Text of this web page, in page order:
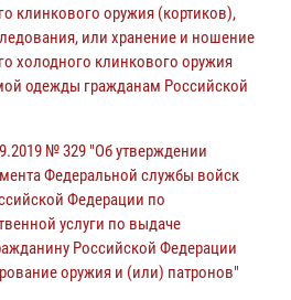
клинкового оружия (кортиков),
или хранение и ношение
холодного клинкового оружия
одежды гражданам Российской
№ 329 "Об утверждении
Федеральной службы войск
Федерации по
услуги по выдаче
Российской Федерации
оружия и (или) патронов"